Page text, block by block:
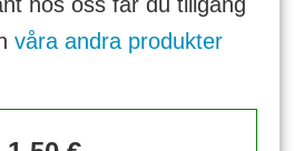
våra andra produkter